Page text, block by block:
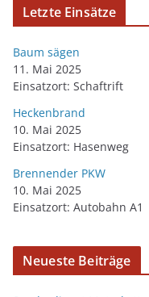
Letzte Einsätze
Baum sägen
11. Mai 2025
Einsatzort: Schaftrift
Heckenbrand
10. Mai 2025
Einsatzort: Hasenweg
Brennender PKW
10. Mai 2025
Einsatzort: Autobahn A1
Neueste Beiträge